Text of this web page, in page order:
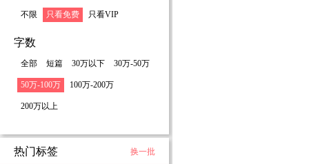
不限 只看免费 只看VIP
字数
全部 短篇 30万以下 30万-50万
50万-100万 100万-200万
200万以上
热门标签 换一批